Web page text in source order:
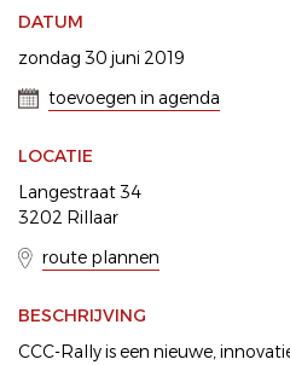
DATUM
zondag 30 juni 2019
toevoegen in agenda
LOCATIE
Langestraat 34
3202 Rillaar
route plannen
BESCHRIJVING
CCC-Rally is een nieuwe,